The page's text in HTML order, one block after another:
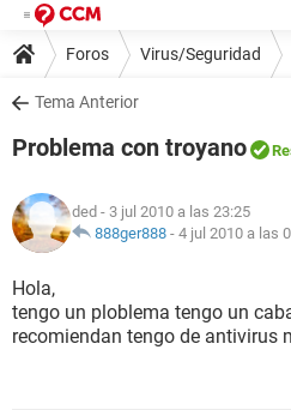
Foros Virus/Seguridad
Tema Anterior
Problema con troyano
ded - 3 jul 2010 a las 23:25
888ger888 - 4 jul 2010 a las
Hola,
tengo un ploblema tengo un
recomiendan tengo de antivirus